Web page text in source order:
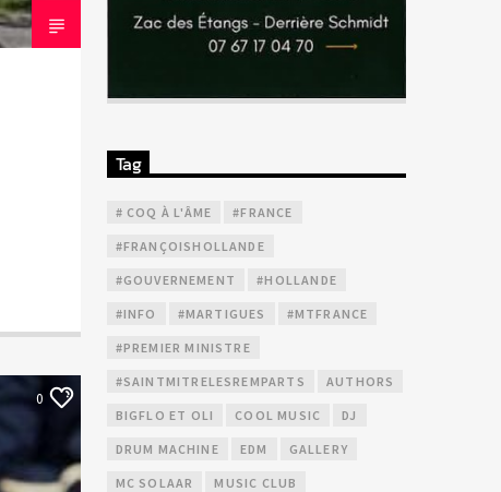
0
Tag
# COQ À L'ÂME #FRANCE
#FRANÇOISHOLLANDE
#GOUVERNEMENT #HOLLANDE
#INFO #MARTIGUES #MTFRANCE
#PREMIER MINISTRE
#SAINTMITRELESREMPARTS AUTHORS
BIGFLO ET OLI COOL MUSIC DJ
DRUM MACHINE EDM GALLERY
MC SOLAAR MUSIC CLUB